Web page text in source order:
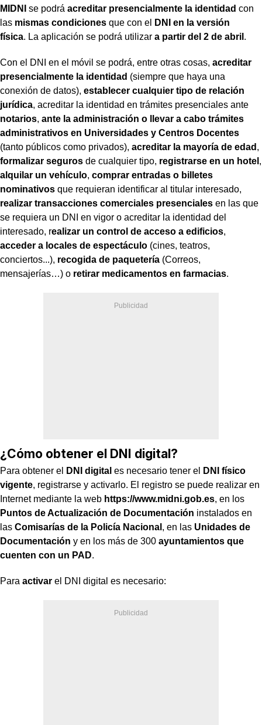
MIDNI se podrá acreditar presencialmente la identidad con
las mismas condiciones que con el
DNI en la versión
física. La aplicación se podrá utilizar a partir del 2 de abril .
Con el DNI en el móvil se podrá, entre otras cosas, acreditar
presencialmente la identidad (siempre que haya una
conexión de datos), establecer cualquier tipo de relación
jurídica, acreditar la identidad en trámites presenciales ante
notarios, ante la administración o llevar a cabo trámites
administrativos en Universidades y Centros Docentes
(tanto públicos como privados), acreditar la mayoría de edad ,
formalizar seguros de cualquier tipo, registrarse en un hotel ,
alquilar un vehículo, comprar entradas o billetes
nominativos que requieran identificar al titular interesado,
realizar transacciones comerciales presenciales en las que
se requiera un DNI en vigor o acreditar la identidad del
interesado, realizar un control de acceso a edificios,
acceder a locales de espectáculo (cines, teatros,
conciertos...), recogida de paquetería (Correos,
mensajerías…) o retirar medicamentos en farmacias.
¿Cómo obtener el DNI digital?
Para obtener el DNI digital es necesario tener el
DNI físico
vigente, registrarse y activarlo. El registro se puede realizar en
Internet mediante la web https://www.midni.gob.es, en los
Puntos de Actualización de Documentación instalados en
las Comisarías de la Policía Nacional , en las Unidades de
Documentación y en los más de 300 ayuntamientos que
cuenten con un PAD.
Para activar el DNI digital es necesario: